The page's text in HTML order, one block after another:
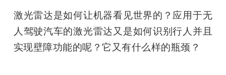
激光雷达是如何让机器看见世界的？应用于无
人驾驶汽车的激光雷达又是如何识别行人并且
实现壁障功能的呢？它又有什么样的瓶颈？